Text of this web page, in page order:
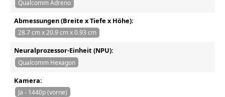
Qualcomm Adreno
Abmessungen (Breite x Tiefe x Höhe):
28.7 cm x 20.9 cm x 0.93 cm
Neuralprozessor-Einheit (NPU):
Qualcomm Hexagon
Kamera:
Ja - 1440p (vorne)